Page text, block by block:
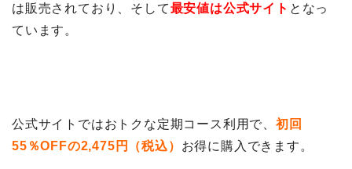
は販売されており、そして最安値は公式サイト となっ
ています。
公式サイトではおトクな定期コース利用で、 初回
55％OFFの2,475円（税込） お得に購入できます。